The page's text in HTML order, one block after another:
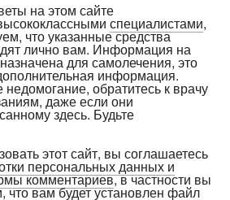
на этом сайте
специалистами,
что указанные средства
лично вам. Информация на
для самолечения, это
информация.
недомогание, обратитесь к врачу
даже если они
здесь. Будьте
этот сайт, вы соглашаетесь
персональных данных и
комментариев, в частности вы
что вам будет установлен файл